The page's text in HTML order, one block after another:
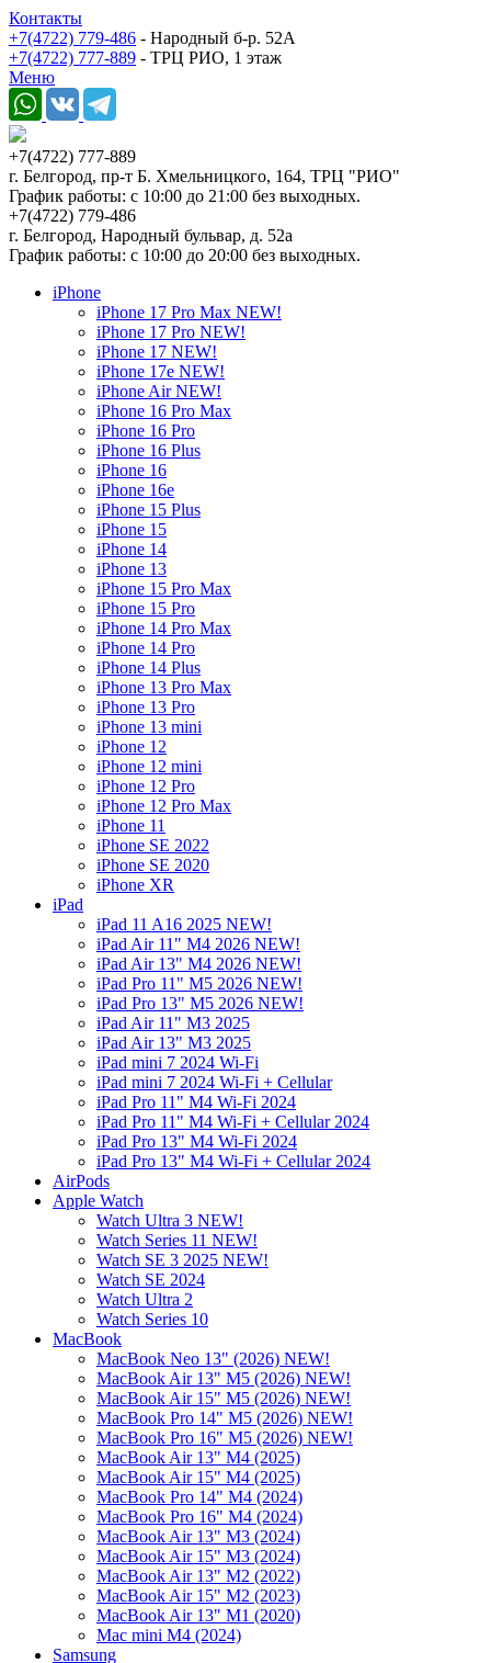
Контакты
+7(4722) 779-486 - Народный б-р. 52А
+7(4722) 777-889 - ТРЦ РИО, 1 этаж
Меню
+7(4722) 777-889
г. Белгород, пр-т Б. Хмельницкого, 164, ТРЦ "РИО"
График работы: с 10:00 до 21:00 без выходных.
+7(4722) 779-486
г. Белгород, Народный бульвар, д. 52а
График работы: с 10:00 до 20:00 без выходных.
iPhone
iPhone 17 Pro Max NEW!
iPhone 17 Pro NEW!
iPhone 17 NEW!
iPhone 17e NEW!
iPhone Air NEW!
iPhone 16 Pro Max
iPhone 16 Pro
iPhone 16 Plus
iPhone 16
iPhone 16e
iPhone 15 Plus
iPhone 15
iPhone 14
iPhone 13
iPhone 15 Pro Max
iPhone 15 Pro
iPhone 14 Pro Max
iPhone 14 Pro
iPhone 14 Plus
iPhone 13 Pro Max
iPhone 13 Pro
iPhone 13 mini
iPhone 12
iPhone 12 mini
iPhone 12 Pro
iPhone 12 Pro Max
iPhone 11
iPhone SE 2022
iPhone SE 2020
iPhone XR
iPad
iPad 11 A16 2025 NEW!
iPad Air 11" M4 2026 NEW!
iPad Air 13" M4 2026 NEW!
iPad Pro 11" M5 2026 NEW!
iPad Pro 13" M5 2026 NEW!
iPad Air 11" M3 2025
iPad Air 13" M3 2025
iPad mini 7 2024 Wi-Fi
iPad mini 7 2024 Wi-Fi + Cellular
iPad Pro 11" M4 Wi-Fi 2024
iPad Pro 11" M4 Wi-Fi + Cellular 2024
iPad Pro 13" M4 Wi-Fi 2024
iPad Pro 13" M4 Wi-Fi + Cellular 2024
AirPods
Apple Watch
Watch Ultra 3 NEW!
Watch Series 11 NEW!
Watch SE 3 2025 NEW!
Watch SE 2024
Watch Ultra 2
Watch Series 10
MacBook
MacBook Neo 13" (2026) NEW!
MacBook Air 13" M5 (2026) NEW!
MacBook Air 15" M5 (2026) NEW!
MacBook Pro 14" M5 (2026) NEW!
MacBook Pro 16" M5 (2026) NEW!
MacBook Air 13" M4 (2025)
MacBook Air 15" M4 (2025)
MacBook Pro 14" M4 (2024)
MacBook Pro 16" M4 (2024)
MacBook Air 13" M3 (2024)
MacBook Air 15" M3 (2024)
MacBook Air 13" M2 (2022)
MacBook Air 15" M2 (2023)
MacBook Air 13" M1 (2020)
Mac mini M4 (2024)
Samsung